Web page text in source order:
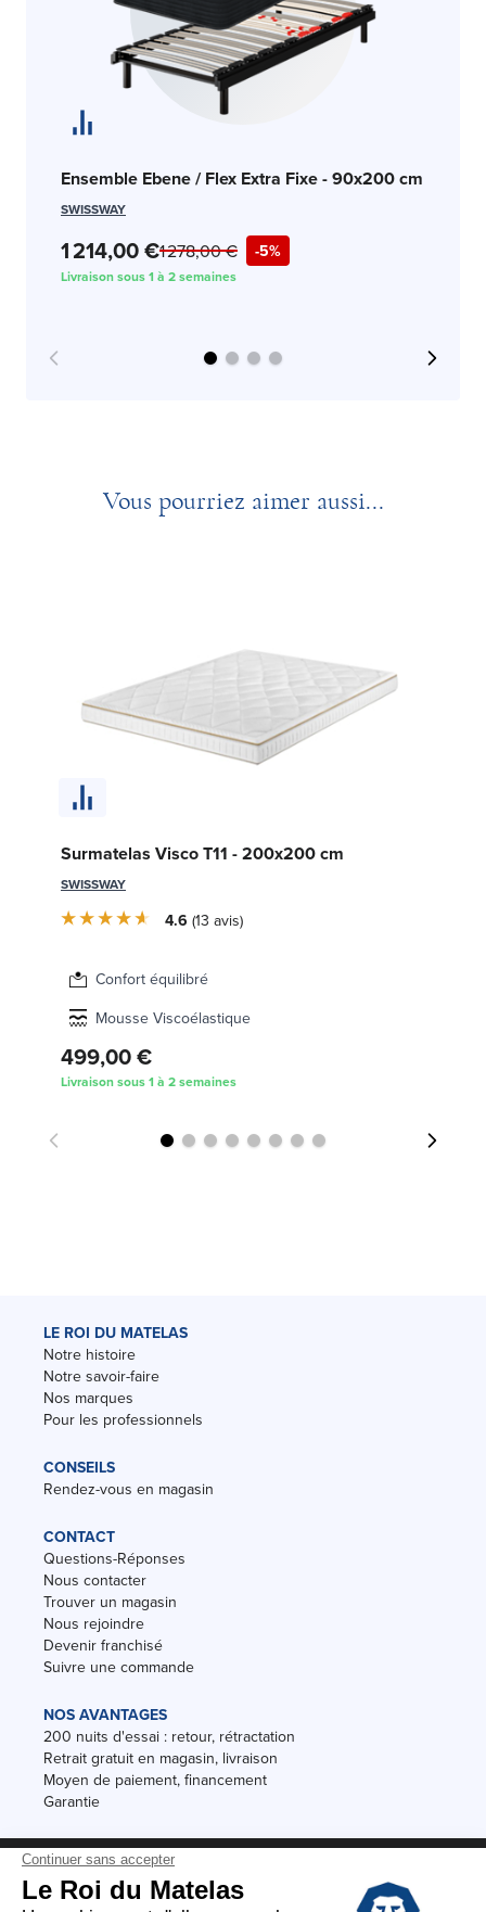
Ensemble Ebene / Flex Extra Fixe - 90x200 cm
SWISSWAY
1 214,00 € -5%
1 278,00 €
Livraison sous 1 à 2 semaines
Vous pourriez aimer aussi...
Surmatelas Visco T11 - 200x200 cm
SWISSWAY
4.6 13 avis
Confort équilibré
Mousse Viscoélastique
499,00 €
Livraison sous 1 à 2 semaines
LE ROI DU MATELAS
Notre histoire
Notre savoir-faire
Nos marques
Pour les professionnels
CONSEILS
Rendez-vous en magasin
CONTACT
Questions-Réponses
Nous contacter
Trouver un magasin
Nous rejoindre
Devenir franchisé
Suivre une commande
NOS AVANTAGES
200 nuits d'essai : retour, rétractation
Retrait gratuit en magasin, livraison
Moyen de paiement, financement
Garantie
Conditions des offres
Black Friday